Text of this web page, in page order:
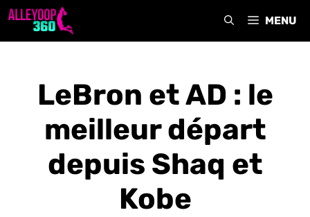
Aller
MENU
LeBron et AD : le
meilleur départ
depuis Shaq et
Kobe